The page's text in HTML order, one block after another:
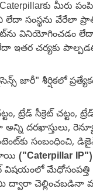
మీరు
సంస్థను వేరేలా
వినియోగించడం
ఇతర చర్యకు
శీర్షికలో
ట్రేడ్ సీక్రెట్
దరఖాస్తులు,
సంబంధించి,
("Caterpillar IP")
మేధోసంపత్తి
ద్వారా చెల్లించబడినా